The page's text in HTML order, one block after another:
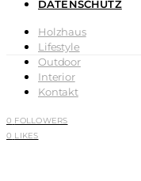
DATENSCHUTZ
Holzhaus
Lifestyle
Outdoor
Interior
Kontakt
0 FOLLOWERS
0 LIKES